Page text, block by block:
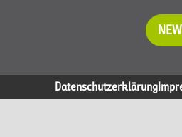
Datenschutzerklärung